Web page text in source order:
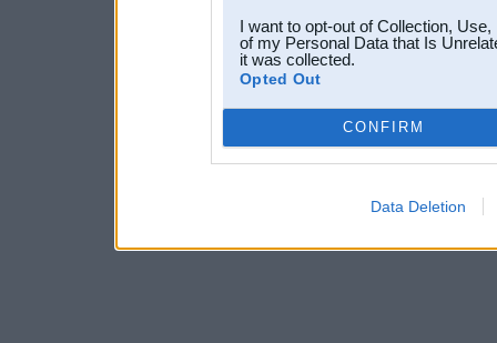
I want to opt-out of Collection,
of my Personal Data that Is
it was collected.
Opted Out
CONFIRM
Data Deletion